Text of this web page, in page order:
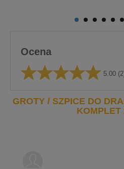
Ocena
5.00
GROTY / SZPICE DO
KOMPLET